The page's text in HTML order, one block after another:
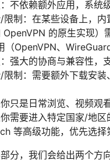
不依赖额外应用，系统
限制：在某些设备上，
OpenVPN 的原生实现）
（OpenVPN、
强大的协商与兼容性，
限制：需要额外下载安装
只是日常浏览、视频观
需要进入特定国家/地
等高级功能，优先选择
分，我们会给出两个方